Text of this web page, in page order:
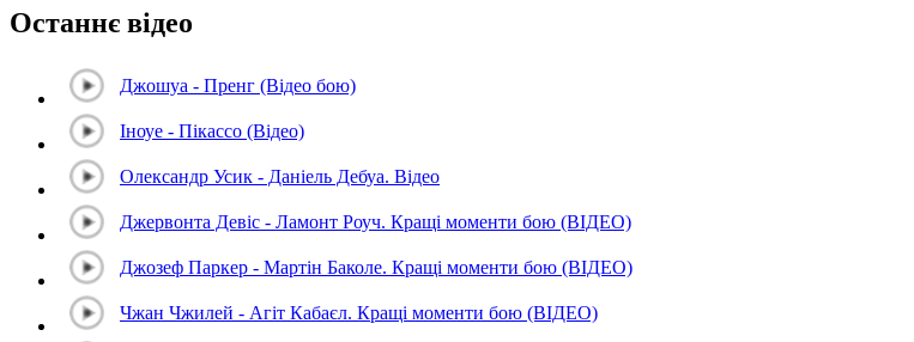
Останнє відео
Джошуа - Пренг (Відео бою)
Іноуе - Пікассо (Відео)
Олександр Усик - Даніель Дебуа. Відео
Джервонта Девіс - Ламонт Роуч. Кращі моменти бою (ВІДЕО)
Джозеф Паркер - Мартін Баколе. Кращі моменти бою (ВІДЕО)
Чжан Чжилей - Агіт Кабаєл. Кращі моменти бою (ВІДЕО)